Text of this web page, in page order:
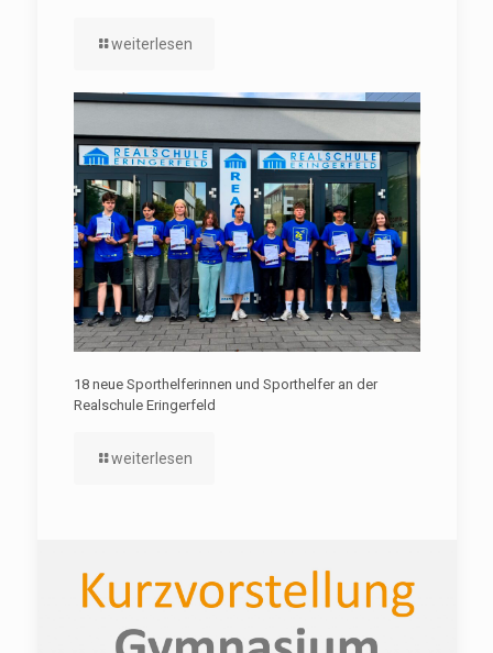
weiterlesen
18 neue Sporthelferinnen und Sporthelfer an der
Realschule Eringerfeld
weiterlesen